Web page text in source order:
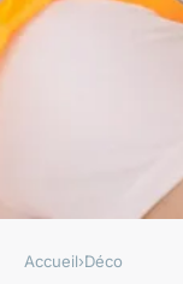
Accueil›Déco